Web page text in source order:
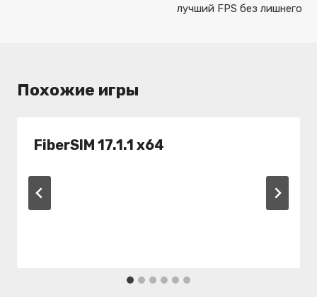
лучший FPS без лишнего
Похожие игры
FiberSIM 17.1.1 x64